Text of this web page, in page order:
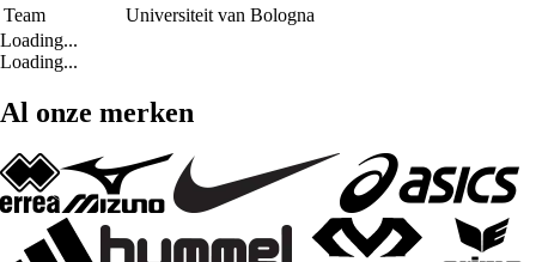
Team
Universiteit van Bologna
Loading...
Loading...
Al onze merken